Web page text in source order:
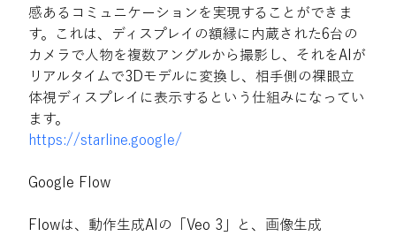
感あるコミュニケーションを実現することができま
す。これは、ディスプレイの額縁に内蔵された6台の
カメラで人物を複数アングルから撮影し、それをAIが
リアルタイムで3Dモデルに変換し、相手側の裸眼立
体視ディスプレイに表示するという仕組みになってい
ます。
https://starline.google/
Google Flow
Flowは、動作生成AIの「Veo 3」と、画像生成